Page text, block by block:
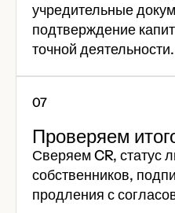
учредительные
подтверждение
точной деятельности.
Проверяем
Сверяем CR, статус
собственников,
продления с